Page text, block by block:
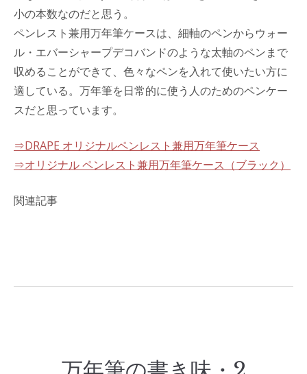
小の本数なのだと思う。
ペンレスト兼用万年筆ケースは、細軸のペンからウォー
ル・エバーシャープデコバンドのような太軸のペンまで
収めることができて、色々なペンを入れて使いたい方に
適している。万年筆を日常的に使う人のためのペンケー
スだと思っています。
⇒DRAPE オリジナルペンレスト兼用万年筆ケース
⇒オリジナル ペンレスト兼用万年筆ケース（ブラック）
関連記事